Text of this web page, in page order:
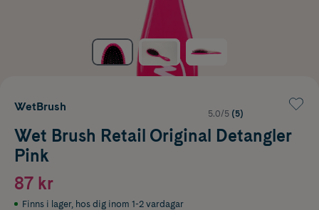
WetBrush
5.0/5 (5)
Wet Brush Retail Original Detangler
Pink
87 kr
Finns i lager, hos dig inom 1-2 vardagar